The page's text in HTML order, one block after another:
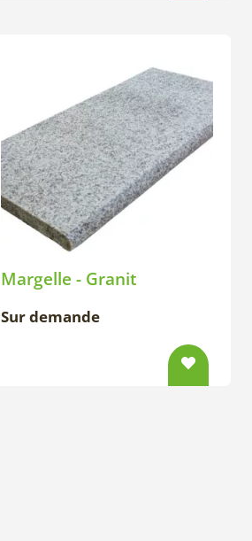
Margelle - Granit
Sur demande